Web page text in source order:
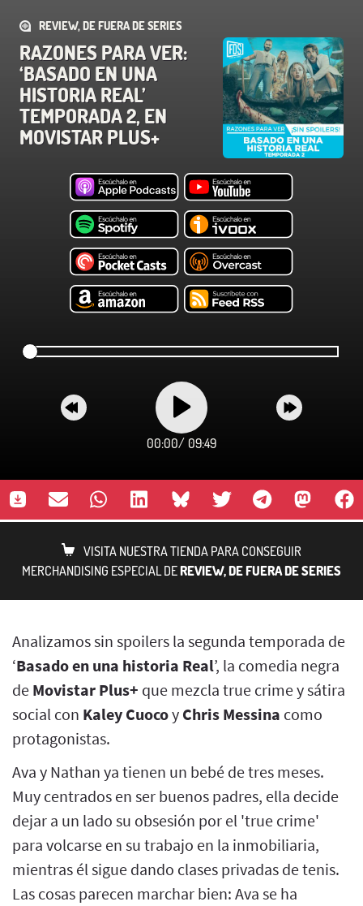
REVIEW, DE FUERA DE SERIES
RAZONES PARA VER:
‘BASADO EN UNA
HISTORIA REAL’
TEMPORADA 2, EN
MOVISTAR PLUS+
00:00/ 09:49
VISITA NUESTRA TIENDA PARA CONSEGUIR
MERCHANDISING ESPECIAL DEREVIEW, DE FUERA DE SERIES
Analizamos sin spoilers la segunda temporada de
‘Basado en una historia Real’, la comedia negra
de Movistar Plus+ que mezcla true crime y sátira
social con Kaley Cuocoy Chris Messina como
protagonistas.
Ava y Nathan ya tienen un bebé de tres meses.
Muy centrados en ser buenos padres, ella decide
dejar a un lado su obsesión por el 'true crime'
para volcarse en su trabajo en la inmobiliaria,
mientras él sigue dando clases privadas de tenis.
Las cosas parecen marchar bien: Ava se ha